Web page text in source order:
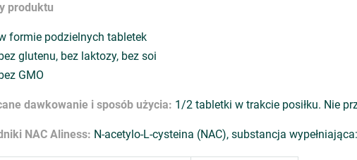
produktu
formie podzielnych tabletek
glutenu, bez laktozy, bez soi
GMO
dawkowanie i sposób użycia: 1/2 tabletki w trakcie posiłku. Nie
NAC Aliness: N-acetylo-L-cysteina (NAC), substancja